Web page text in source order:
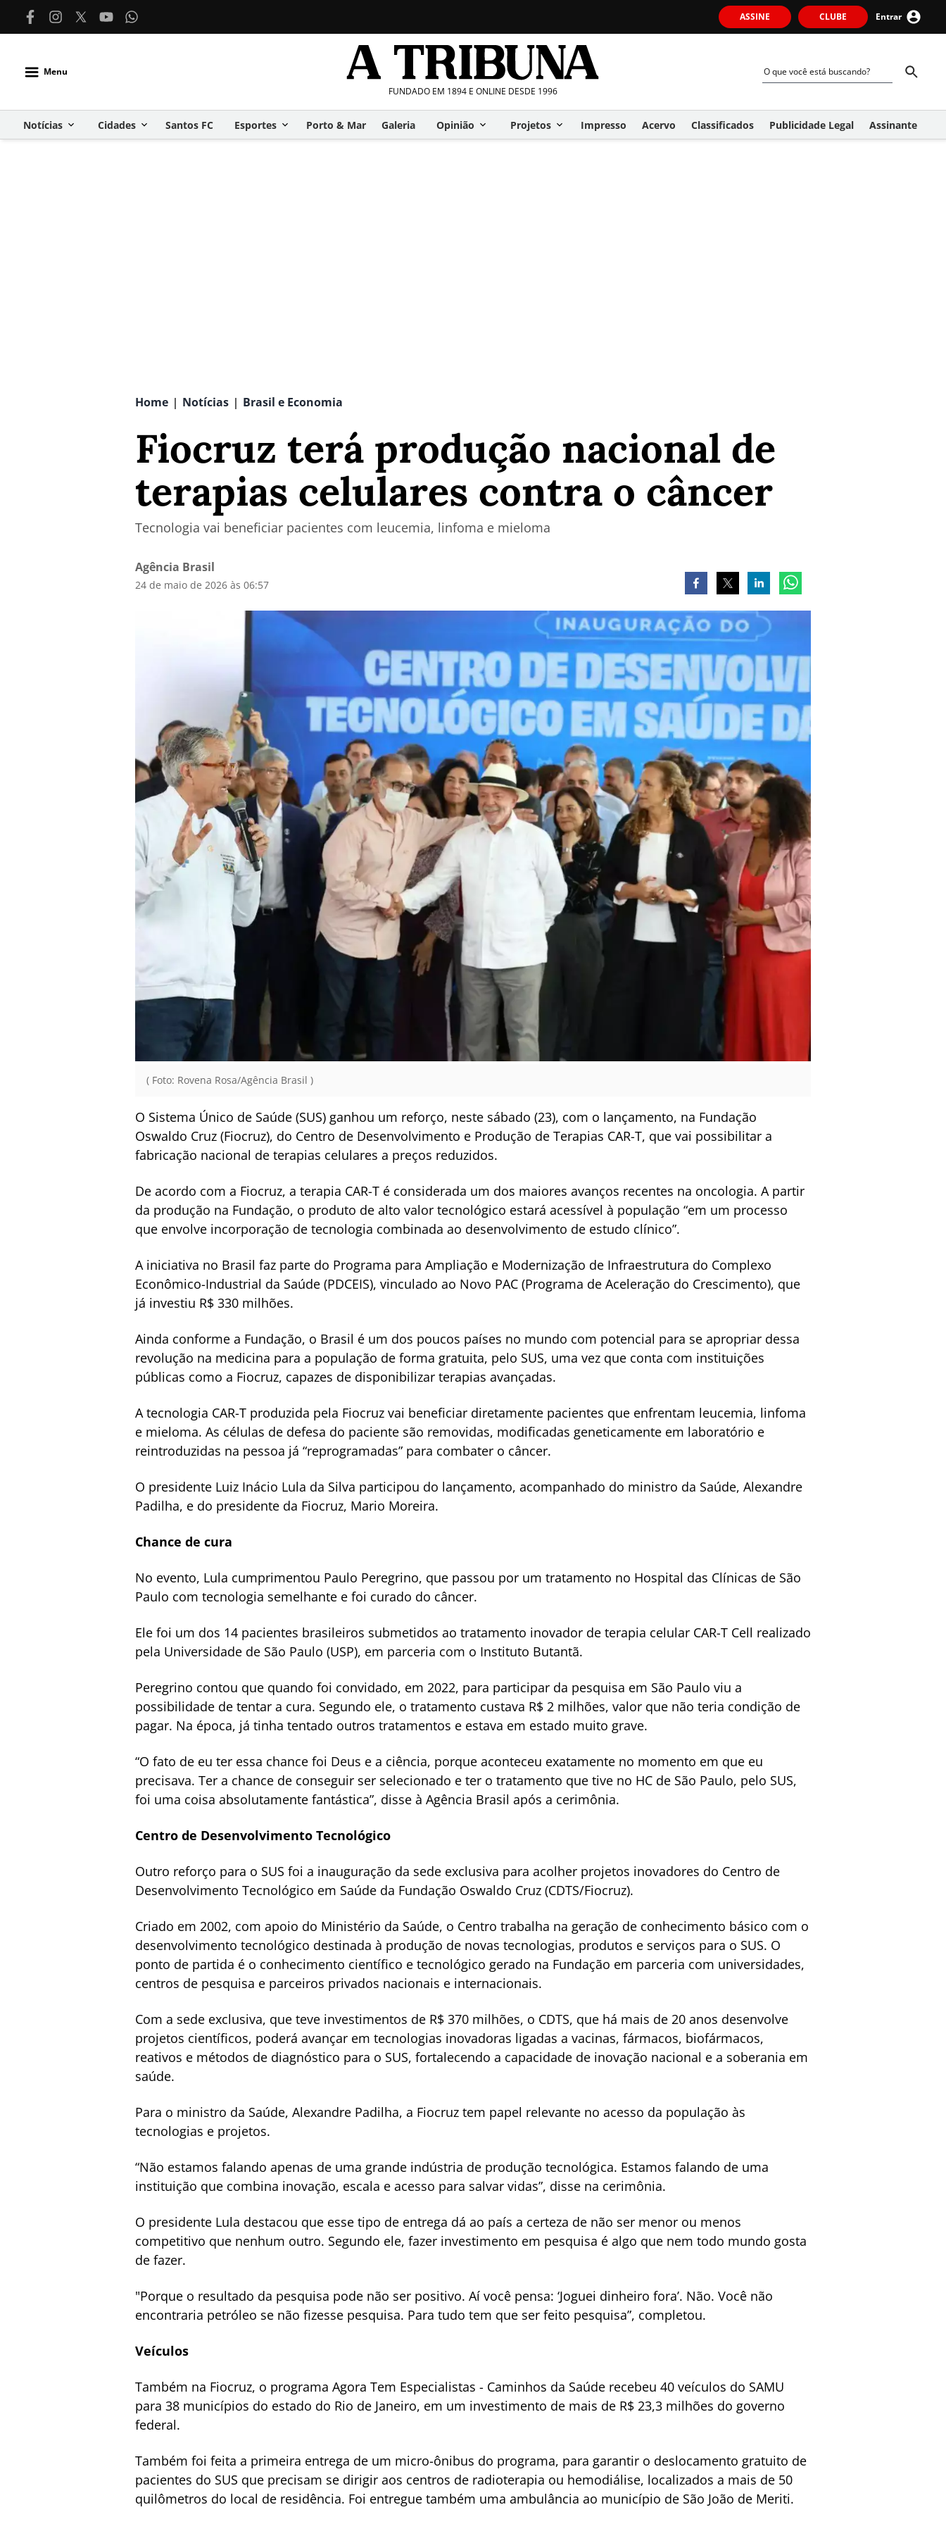
ASSINE CLUBE Entrar
Menu
FUNDADO EM 1894 E ONLINE DESDE 1996
Notícias Cidades Santos FC Esportes Porto & Mar Galeria Opinião Projetos Impresso Acervo Classificados Publicidade Legal Assinante
Home | Notícias | Brasil e Economia
Fiocruz terá produção nacional de
terapias celulares contra o câncer
Tecnologia vai beneficiar pacientes com leucemia, linfoma e mieloma
Agência Brasil
24 de maio de 2026 às 06:57
( Foto: Rovena Rosa/Agência Brasil )
O Sistema Único de Saúde (SUS) ganhou um reforço, neste sábado (23), com o lançamento, na Fundação
Oswaldo Cruz (Fiocruz), do Centro de Desenvolvimento e Produção de Terapias CAR-T, que vai possibilitar a
fabricação nacional de terapias celulares a preços reduzidos.
De acordo com a Fiocruz, a terapia CAR-T é considerada um dos maiores avanços recentes na oncologia. A partir
da produção na Fundação, o produto de alto valor tecnológico estará acessível à população “em um processo
que envolve incorporação de tecnologia combinada ao desenvolvimento de estudo clínico”.
A iniciativa no Brasil faz parte do Programa para Ampliação e Modernização de Infraestrutura do Complexo
Econômico-Industrial da Saúde (PDCEIS), vinculado ao Novo PAC (Programa de Aceleração do Crescimento), que
já investiu R$ 330 milhões.
Ainda conforme a Fundação, o Brasil é um dos poucos países no mundo com potencial para se apropriar dessa
revolução na medicina para a população de forma gratuita, pelo SUS, uma vez que conta com instituições
públicas como a Fiocruz, capazes de disponibilizar terapias avançadas.
A tecnologia CAR-T produzida pela Fiocruz vai beneficiar diretamente pacientes que enfrentam leucemia, linfoma
e mieloma. As células de defesa do paciente são removidas, modificadas geneticamente em laboratório e
reintroduzidas na pessoa já “reprogramadas” para combater o câncer.
O presidente Luiz Inácio Lula da Silva participou do lançamento, acompanhado do ministro da Saúde, Alexandre
Padilha, e do presidente da Fiocruz, Mario Moreira.
Chance de cura
No evento, Lula cumprimentou Paulo Peregrino, que passou por um tratamento no Hospital das Clínicas de São
Paulo com tecnologia semelhante e foi curado do câncer.
Ele foi um dos 14 pacientes brasileiros submetidos ao tratamento inovador de terapia celular CAR-T Cell realizado
pela Universidade de São Paulo (USP), em parceria com o Instituto Butantã.
Peregrino contou que quando foi convidado, em 2022, para participar da pesquisa em São Paulo viu a
possibilidade de tentar a cura. Segundo ele, o tratamento custava R$ 2 milhões, valor que não teria condição de
pagar. Na época, já tinha tentado outros tratamentos e estava em estado muito grave.
“O fato de eu ter essa chance foi Deus e a ciência, porque aconteceu exatamente no momento em que eu
precisava. Ter a chance de conseguir ser selecionado e ter o tratamento que tive no HC de São Paulo, pelo SUS,
foi uma coisa absolutamente fantástica”, disse à Agência Brasil após a cerimônia.
Centro de Desenvolvimento Tecnológico
Outro reforço para o SUS foi a inauguração da sede exclusiva para acolher projetos inovadores do Centro de
Desenvolvimento Tecnológico em Saúde da Fundação Oswaldo Cruz (CDTS/Fiocruz).
Criado em 2002, com apoio do Ministério da Saúde, o Centro trabalha na geração de conhecimento básico com o
desenvolvimento tecnológico destinada à produção de novas tecnologias, produtos e serviços para o SUS. O
ponto de partida é o conhecimento científico e tecnológico gerado na Fundação em parceria com universidades,
centros de pesquisa e parceiros privados nacionais e internacionais.
Com a sede exclusiva, que teve investimentos de R$ 370 milhões, o CDTS, que há mais de 20 anos desenvolve
projetos científicos, poderá avançar em tecnologias inovadoras ligadas a vacinas, fármacos, biofármacos,
reativos e métodos de diagnóstico para o SUS, fortalecendo a capacidade de inovação nacional e a soberania em
saúde.
Para o ministro da Saúde, Alexandre Padilha, a Fiocruz tem papel relevante no acesso da população às
tecnologias e projetos.
“Não estamos falando apenas de uma grande indústria de produção tecnológica. Estamos falando de uma
instituição que combina inovação, escala e acesso para salvar vidas”, disse na cerimônia.
O presidente Lula destacou que esse tipo de entrega dá ao país a certeza de não ser menor ou menos
competitivo que nenhum outro. Segundo ele, fazer investimento em pesquisa é algo que nem todo mundo gosta
de fazer.
"Porque o resultado da pesquisa pode não ser positivo. Aí você pensa: ‘Joguei dinheiro fora’. Não. Você não
encontraria petróleo se não fizesse pesquisa. Para tudo tem que ser feito pesquisa”, completou.
Veículos
Também na Fiocruz, o programa Agora Tem Especialistas - Caminhos da Saúde recebeu 40 veículos do SAMU
para 38 municípios do estado do Rio de Janeiro, em um investimento de mais de R$ 23,3 milhões do governo
federal.
Também foi feita a primeira entrega de um micro-ônibus do programa, para garantir o deslocamento gratuito de
pacientes do SUS que precisam se dirigir aos centros de radioterapia ou hemodiálise, localizados a mais de 50
quilômetros do local de residência. Foi entregue também uma ambulância ao município de São João de Meriti.